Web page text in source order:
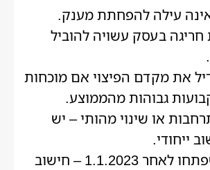
עילה להפחתת מענק.
חריגה בעסק עשויה להוביל
את מקדם הפיצוי אם מוכחות
גבוהות מהממוצע.
או שינוי מהותי – יש
ייחודי.
עסקים שפתחו לאחר 1.1.2023 – חישוב